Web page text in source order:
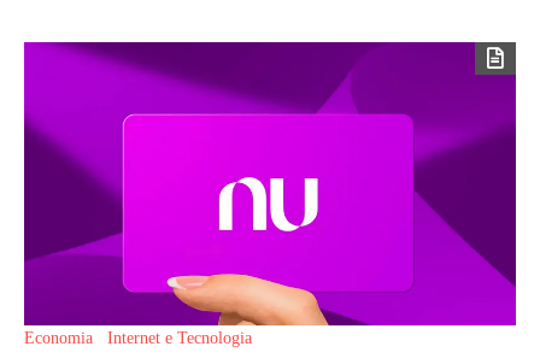
Economia Internet e Tecnologia